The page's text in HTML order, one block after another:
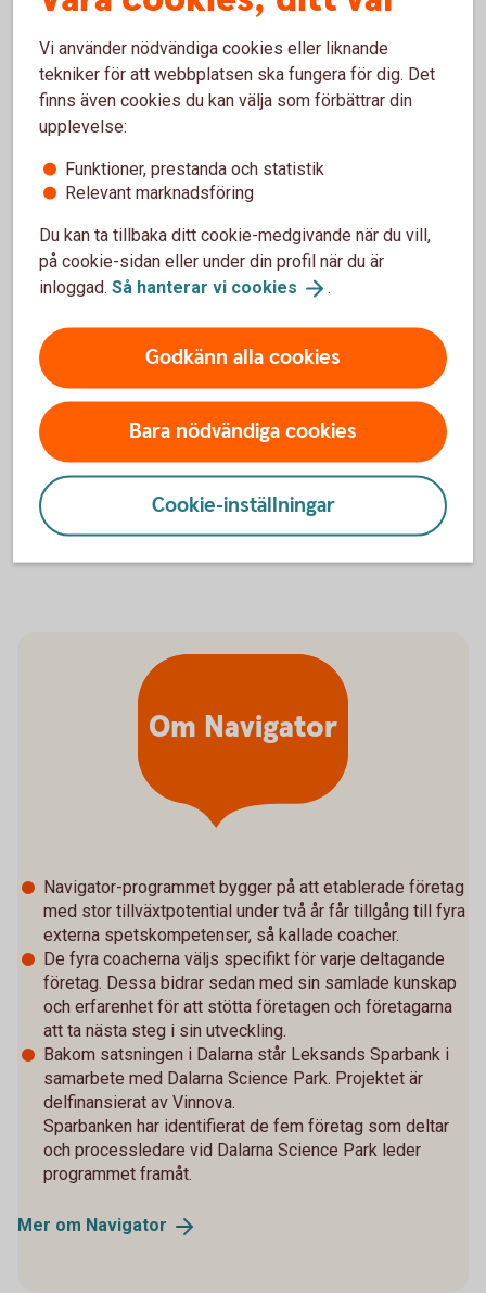
Med siktet inställt på framtiden planerar Robert och Linda
nu för nästa steg i deras företagsresa.
"Nu har vi det roliga kvar", ler Linda, samtidigt som hon
berättar planer på event och temakvällar, arbete med att
utveckla och förbättra sortimentet, finjustera organisationen
och förstås det ständiga jobbet med att involvera
personalen i allt som är på gång.”
”Vi får ta hand om och arbeta med två väldigt anrika företag,
så det handlar om att förvalta allt det fina och samtidigt
utveckla verksamheterna.”
För det är tydligt att Robert och Linda ser potential för
ytterligare expansion, men att de också betonar vikten av
att först skapa en stark kärna innan nya förvärv blir aktuella
igen.
"Det är en rolig bransch och vi har fantastiska medarbetare
– vilket är a och o. Vi tycker verkligen vi har världens
roligaste jobb."
Om Navigator
Navigator-programmet bygger på att etablerade företag
med stor tillväxtpotential under två år får tillgång till fyra
externa spetskompetenser, så kallade coacher.
De fyra coacherna väljs specifikt för varje deltagande
företag. Dessa bidrar sedan med sin samlade kunskap
och erfarenhet för att stötta företagen och företagarna
att ta nästa steg i sin utveckling.
Bakom satsningen i Dalarna står Leksands Sparbank i
samarbete med Dalarna Science Park. Projektet är
delfinansierat av Vinnova.
Sparbanken har identifierat de fem företag som deltar
och processledare vid Dalarna Science Park leder
programmet framåt.
Mer om Navigator
Vi använder nödvändiga cookies eller liknande
tekniker för att webbplatsen ska fungera för dig. Det
finns även cookies du kan välja som förbättrar din
upplevelse:
Funktioner, prestanda och statistik
Relevant marknadsföring
Du kan ta tillbaka ditt cookie-medgivande när du vill,
på cookie-sidan eller under din profil när du är
inloggad. Så hanterar vi cookies .
Godkänn alla cookies
Bara nödvändiga cookies
Cookie-inställningar